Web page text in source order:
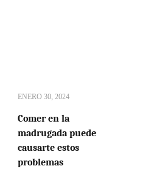
ENERO 30, 2024
Comer en la
madrugada puede
causarte estos
problemas